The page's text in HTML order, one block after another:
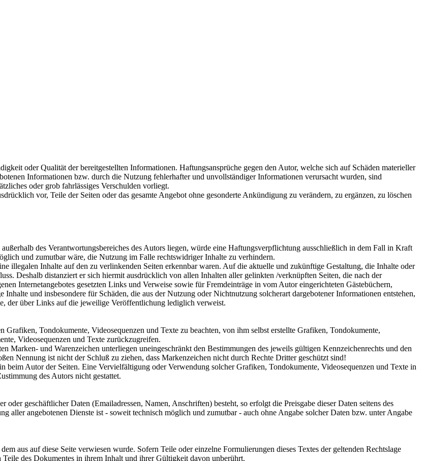
oder Qualität der bereitgestellten Informationen. Haftungsansprüche gegen den Autor, welche sich auf Schäden materieller
Informationen bzw. durch die Nutzung fehlerhafter und unvollständiger Informationen verursacht wurden, sind
oder grob fahrlässiges Verschulden vorliegt.
vor, Teile der Seiten oder das gesamte Angebot ohne gesonderte Ankündigung zu verändern, zu ergänzen, zu löschen
des Verantwortungsbereiches des Autors liegen, würde eine Haftungsverpflichtung ausschließlich in dem Fall in Kraft
und zumutbar wäre, die Nutzung im Falle rechtswidriger Inhalte zu verhindern.
illegalen Inhalte auf den zu verlinkenden Seiten erkennbar waren. Auf die aktuelle und zukünftige Gestaltung, die Inhalte oder
Deshalb distanziert er sich hiermit ausdrücklich von allen Inhalten aller gelinkten /verknüpften Seiten, die nach der
Internetangebotes gesetzten Links und Verweise sowie für Fremdeinträge in vom Autor eingerichteten Gästebüchern,
und insbesondere für Schäden, die aus der Nutzung oder Nichtnutzung solcherart dargebotener Informationen entstehen,
der über Links auf die jeweilige Veröffentlichung lediglich verweist.
Tondokumente, Videosequenzen und Texte zu beachten, von ihm selbst erstellte Grafiken, Tondokumente,
Videosequenzen und Texte zurückzugreifen.
Marken- und Warenzeichen unterliegen uneingeschränkt den Bestimmungen des jeweils gültigen Kennzeichenrechts und den
Nennung ist nicht der Schluß zu ziehen, dass Markenzeichen nicht durch Rechte Dritter geschützt sind!
Autor der Seiten. Eine Vervielfältigung oder Verwendung solcher Grafiken, Tondokumente, Videosequenzen und Texte in
des Autors nicht gestattet.
geschäftlicher Daten (Emailadressen, Namen, Anschriften) besteht, so erfolgt die Preisgabe dieser Daten seitens des
aller angebotenen Dienste ist - soweit technisch möglich und zumutbar - auch ohne Angabe solcher Daten bzw. unter Angabe
aus auf diese Seite verwiesen wurde. Sofern Teile oder einzelne Formulierungen dieses Textes der geltenden Rechtslage
des Dokumentes in ihrem Inhalt und ihrer Gültigkeit davon unberührt.